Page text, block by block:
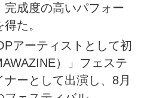
完成度の高いパフォー
た。
アーティストとして初
）」フェステ
ナーとして出演し、8月